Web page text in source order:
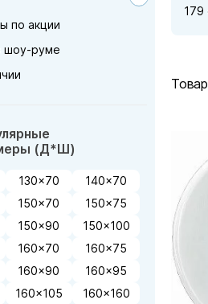
по акции
шоу-руме
(Д*Ш)
130x70
140x70
150x70
150x75
150x90
150x100
160x70
160x75
160x90
160x95
160x105
160x160
179